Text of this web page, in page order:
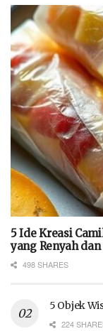
5 Ide Kreasi
yang Renyah
498 SHARES
5 Objek
224